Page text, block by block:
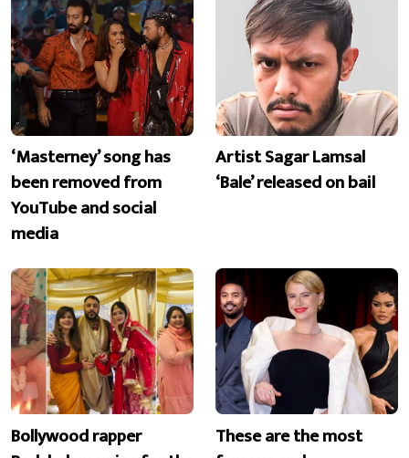
‘Masterney’ song has
been removed from
YouTube and social
media
Artist Sagar Lamsal
‘Bale’ released on bail
Bollywood rapper
These are the most